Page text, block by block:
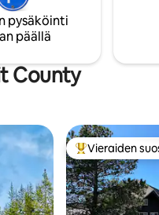
kohteiden
täydet 5,0 tähteä
katsomaan,
pysäköinti
päällä
County
Vieraiden
Vieraiden